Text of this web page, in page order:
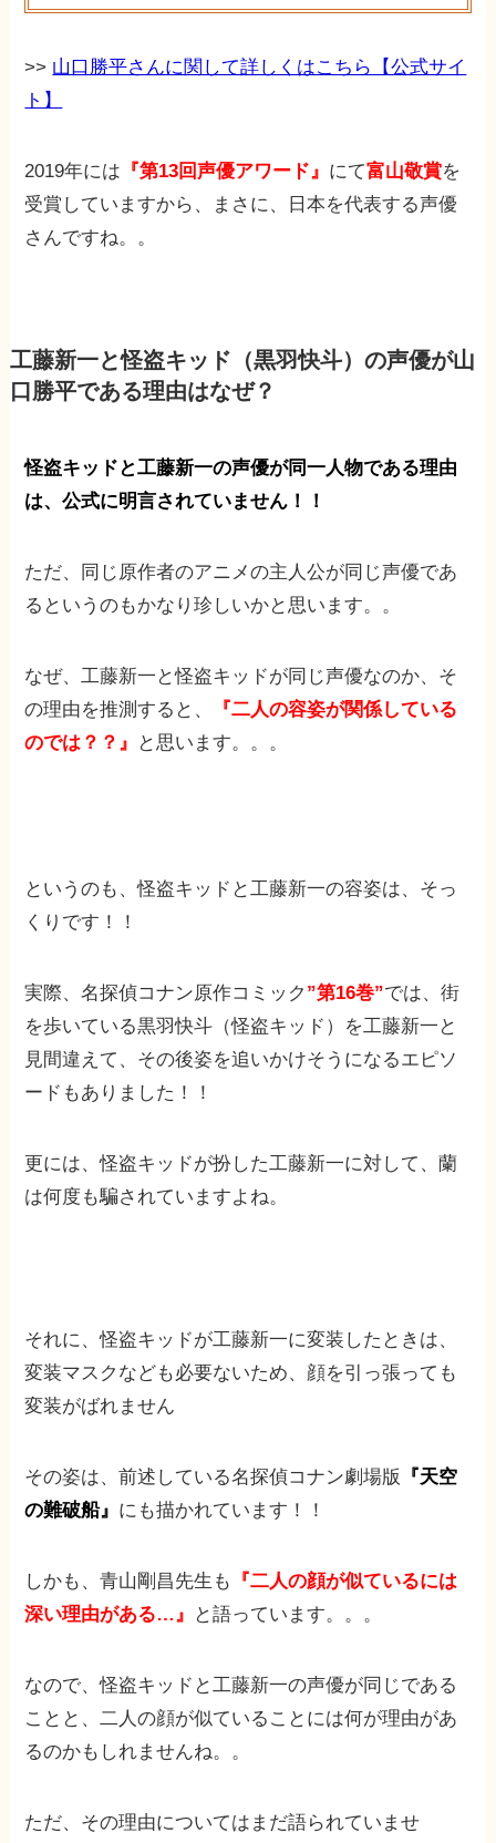
>> 山口勝平さんに関して詳しくはこちら【公式サイ
ト】
2019年には 『第13回声優アワード』 にて富山敬賞を
受賞していますから、まさに、日本を代表する声優
さんですね。。
工藤新一と怪盗キッド（黒羽快斗）の声優が山
口勝平である理由はなぜ？
怪盗キッドと工藤新一の声優が同一人物である理由
は、公式に明言されていません！！
ただ、同じ原作者のアニメの主人公が同じ声優であ
るというのもかなり珍しいかと思います。。
なぜ、工藤新一と怪盗キッドが同じ声優なのか、そ
の理由を推測すると、
『二人の容姿が関係している
のでは？？』
と思います。。。
というのも、怪盗キッドと工藤新一の容姿は、そっ
くりです！！
実際、名探偵コナン原作コミック ”第16巻”では、街
を歩いている黒羽快斗（怪盗キッド）を工藤新一と
見間違えて、その後姿を追いかけそうになるエピソ
ードもありました！！
更には、怪盗キッドが扮した工藤新一に対して、蘭
は何度も騙されていますよね。
それに、怪盗キッドが工藤新一に変装したときは、
変装マスクなども必要ないため、顔を引っ張っても
変装がばれません
その姿は、前述している名探偵コナン劇場版
『天空
の難破船』 にも描かれています！！
しかも、青山剛昌先生も
『二人の顔が似ているには
深い理由がある…』
と語っています。。。
なので、怪盗キッドと工藤新一の声優が同じである
ことと、二人の顔が似ていることには何が理由があ
るのかもしれませんね。。
ただ、その理由についてはまだ語られていませ